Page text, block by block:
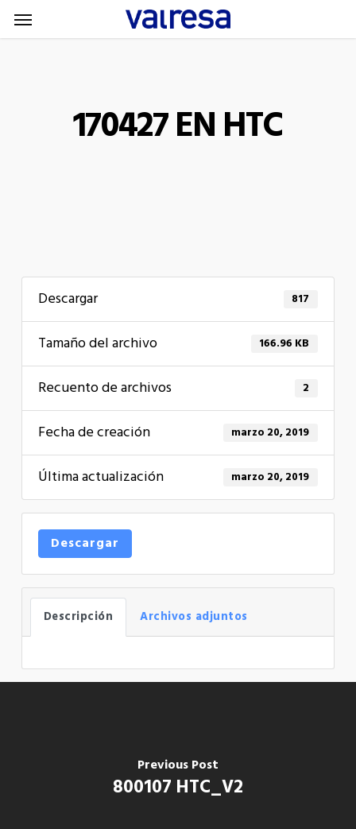
Skip
to
Menu
170427 EN HTC
Descargar 817
Tamaño del archivo 166.96 KB
Recuento de archivos 2
Fecha de creación marzo 20, 2019
Última actualización marzo 20, 2019
Descargar
Descripción Archivos adjuntos
Previous Post
800107 HTC_V2
Menu